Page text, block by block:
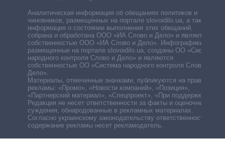
Аналитическая информация об обещаниях политиков и
чиновников, размещенных на портале slovoidilo.ua, а также
информация о состоянии выполнения этих обещаний,
собрана и обработана ООО «ИА Слово и Дело» и является
собственностью ООО «ИА Слово и Дело». Инфографики,
размещенные на портале slovoidilo.ua, созданы ОО «Система
народного контроля Слово и Дело» и являются
собственностью ОО «Система народного контроля Слово и
Дело».
Материалы, отмеченные значками, публикуются на правах
рекламы: «Промо», «Новости компаний», «Позиция»,
«Партнерский материал», «Спецпроект», «При поддержке».
Редакция не несет ответственности за факты и оценочные
суждения, обнародованные в рекламных материалах.
Согласно украинскому законодательству ответственность за
содержание рекламы несет рекламодатель.